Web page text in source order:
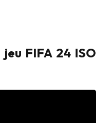
FIFA 24 ISO